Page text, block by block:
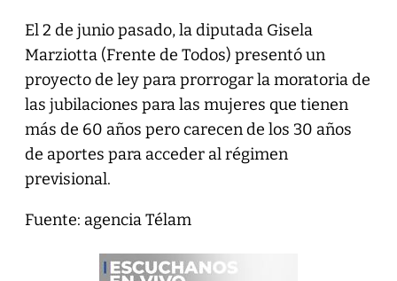
El 2 de junio pasado, la diputada Gisela
Marziotta (Frente de Todos) presentó un
proyecto de ley para prorrogar la moratoria de
las jubilaciones para las mujeres que tienen
más de 60 años pero carecen de los 30 años
de aportes para acceder al régimen
previsional.
Fuente: agencia Télam